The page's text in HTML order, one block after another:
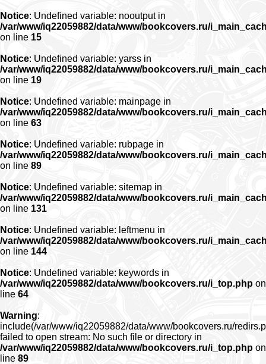
Notice: Undefined variable: nooutput in
/var/www/iq22059882/data/www/bookcovers.ru/
on line 15
Notice: Undefined variable: yarss in
/var/www/iq22059882/data/www/bookcovers.ru/
on line 19
Notice: Undefined variable: mainpage in
/var/www/iq22059882/data/www/bookcovers.ru/
on line 63
Notice: Undefined variable: rubpage in
/var/www/iq22059882/data/www/bookcovers.ru/
on line 89
Notice: Undefined variable: sitemap in
/var/www/iq22059882/data/www/bookcovers.ru/
on line 131
Notice: Undefined variable: leftmenu in
/var/www/iq22059882/data/www/bookcovers.ru/
on line 144
Notice: Undefined variable: keywords in
/var/www/iq22059882/data/www/bookcovers.ru/i_top.php on
line 64
Warning:
include(/var/www/iq22059882/data/www/bookcovers.ru/
failed to open stream: No such file or directory in
/var/www/iq22059882/data/www/bookcovers.ru/i_top.php on
line 89